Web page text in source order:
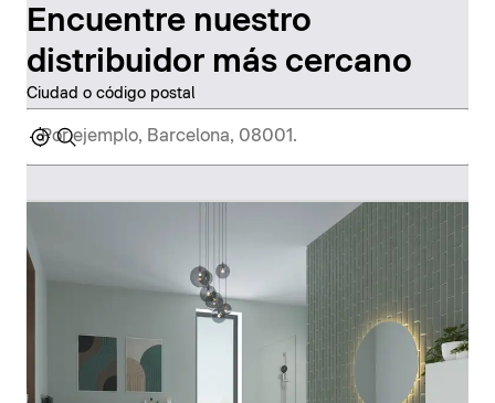
Encuentre nuestro
distribuidor más cercano
Ciudad o código postal